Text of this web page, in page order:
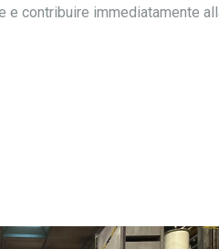
contribuire immediatamente